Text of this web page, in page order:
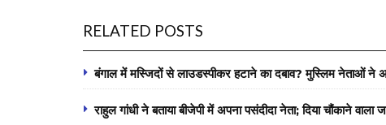
RELATED POSTS
बंगाल में मस्जिदों से लाउडस्पीकर हटाने का दबाव? मुस्लिम नेताओं ने
राहुल गांधी ने बताया बीजेपी में अपना पसंदीदा नेता; दिया चौंकाने वाला